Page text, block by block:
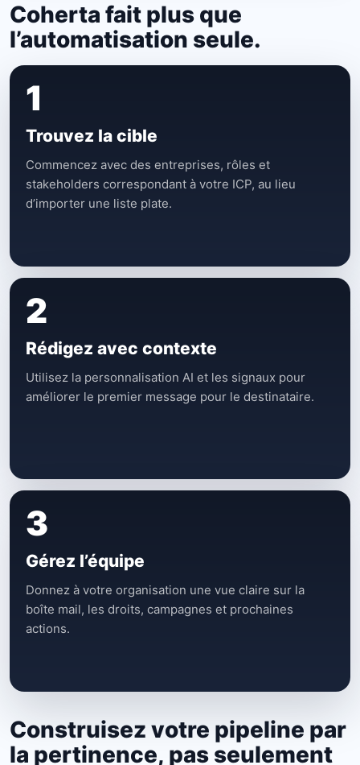
Coherta fait plus que
l’automatisation seule.
1
Trouvez la cible
Commencez avec des entreprises, rôles et
stakeholders correspondant à votre ICP, au lieu
d’importer une liste plate.
2
Rédigez avec contexte
Utilisez la personnalisation AI et les signaux pour
améliorer le premier message pour le destinataire.
3
Gérez l’équipe
Donnez à votre organisation une vue claire sur la
boîte mail, les droits, campagnes et prochaines
actions.
Construisez votre pipeline par
la pertinence, pas seulement